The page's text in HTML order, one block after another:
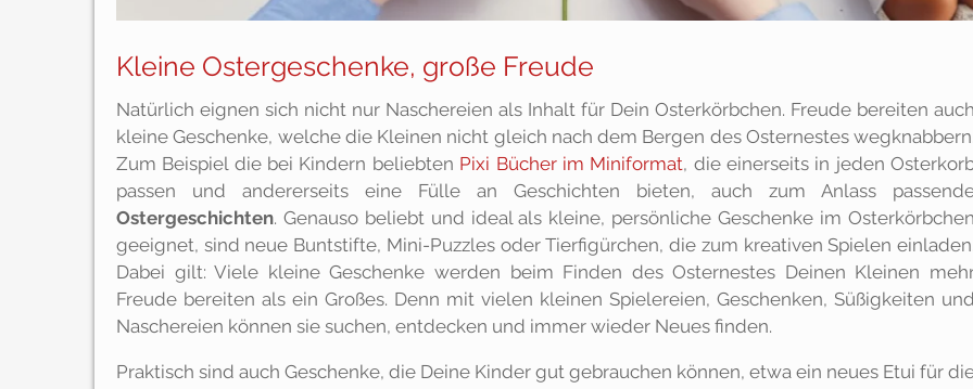
Kleine Ostergeschenke, große Freude
Natürlich eignen sich nicht nur Naschereien als Inhalt für Dein Osterkörbchen. Freude bereiten auch
kleine Geschenke, welche die Kleinen nicht gleich nach dem Bergen des Osternestes wegknabbern.
Zum Beispiel die bei Kindern beliebten Pixi Bücher im Miniformat, die einerseits in jeden
passen und andererseits eine Fülle an Geschichten bieten, auch zum Anlass
Ostergeschichten. Genauso beliebt und ideal als kleine, persönliche Geschenke im Osterkörbchen
geeignet, sind neue Buntstifte, Mini-Puzzles oder Tierfigürchen, die zum kreativen Spielen einladen.
Dabei gilt: Viele kleine Geschenke werden beim Finden des Osternestes Deinen Kleinen
Freude bereiten als ein Großes. Denn mit vielen kleinen Spielereien, Geschenken, Süßigkeiten und
Naschereien können sie suchen, entdecken und immer wieder Neues finden.
Praktisch sind auch Geschenke, die Deine Kinder gut gebrauchen können, etwa ein neues Etui für